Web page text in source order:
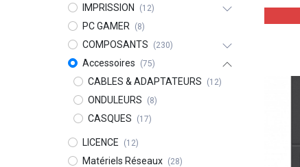
IMPRISSION (12)
PC GAMER (8)
COMPOSANTS (230)
Accessoires (75)
CABLES & ADAPTATEURS (12)
ONDULEURS (8)
CASQUES (17)
LICENCE (12)
Matériels Réseaux (28)